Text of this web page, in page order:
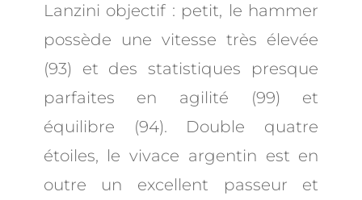
Lanzini objectif : petit, le hammer
possède une vitesse très élevée
(93) et des statistiques presque
parfaites en agilité (99) et
équilibre (94). Double quatre
étoiles, le vivace argentin est en
outre un excellent passeur et